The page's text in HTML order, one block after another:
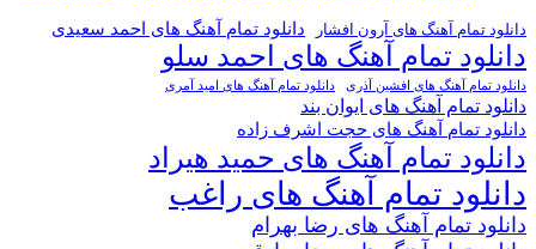
دانلود تمام آهنگ های آرون افشار دانلود تمام آهنگ های احمد سعیدی
دانلود تمام آهنگ های احمد سلو
دانلود تمام آهنگ های افشین آذری دانلود تمام آهنگ های امید آمری
دانلود تمام آهنگ های ایوان بند
دانلود تمام آهنگ های حجت اشرف زاده
دانلود تمام آهنگ های حمید هیراد
دانلود تمام آهنگ های راغب
دانلود تمام آهنگ های رضا بهرام